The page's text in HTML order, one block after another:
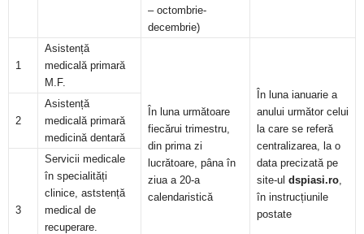
– octombrie-
decembrie)
1
Asistență
medicală primară
M.F.
În luna următoare
fiecărui trimestru,
din prima zi
lucrătoare, pâna în
ziua a 20-a
calendaristică
În luna ianuarie a
anului următor celui
la care se referă
centralizarea, la o
data precizată pe
site-ul dspiasi.ro
în instrucțiunile
postate
2
Asistență
medicală primară
medicină dentară
3
Servicii medicale
în specialități
clinice, aststență
medical de
recuperare.